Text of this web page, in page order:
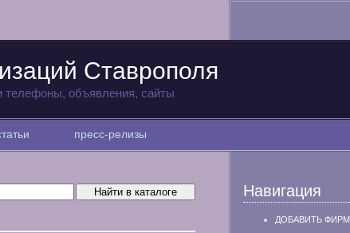
Ставрополя
телефоны, объявления, сайты
пресс-релизы
Навигация
ДОБАВИТЬ